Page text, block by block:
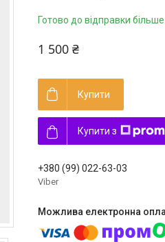
Готово до відправки більше
1 500 ₴
Купити
Купити з
+380 (99) 022-63-03
Viber